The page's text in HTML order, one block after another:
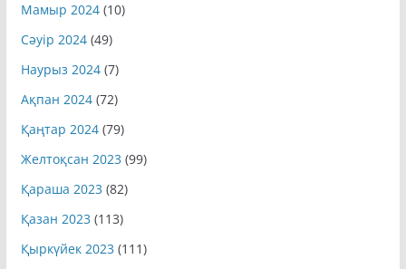
Мамыр 2024(10)
Сәуір 2024(49)
Наурыз 2024(7)
Ақпан 2024(72)
Қаңтар 2024(79)
Желтоқсан 2023 (99)
Қараша 2023 (82)
Қазан 2023 (113)
Қыркүйек 2023 (111)